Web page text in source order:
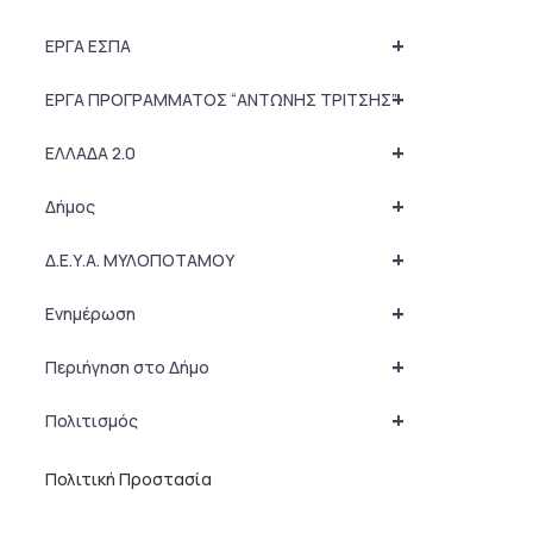
+
ΕΡΓΑ ΕΣΠΑ
+
ΕΡΓΑ ΠΡΟΓΡΑΜΜΑΤΟΣ “ΑΝΤΩΝΗΣ ΤΡΙΤΣΗΣ”
+
ΕΛΛΑΔΑ 2.0
+
Δήμος
+
Δ.Ε.Υ.Α. ΜΥΛΟΠΟΤΑΜΟΥ
+
Ενημέρωση
+
Περιήγηση στο Δήμο
+
Πολιτισμός
Πολιτική Προστασία